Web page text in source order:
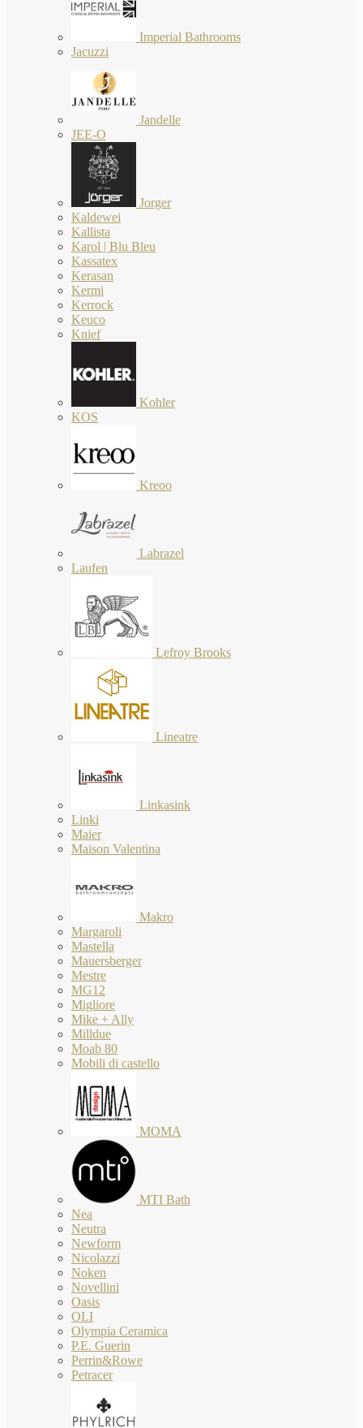
Imperial Bathrooms
Jacuzzi
Jandelle
JEE-O
Jorger
Kaldewei
Kallista
Karol | Blu Bleu
Kassatex
Kerasan
Kermi
Kerrock
Keuco
Knief
Kohler
KOS
Kreoo
Labrazel
Laufen
Lefroy Brooks
Lineatre
Linkasink
Linki
Maier
Maison Valentina
Makro
Margaroli
Mastella
Mauersberger
Mestre
MG12
Migliore
Mike + Ally
Milldue
Moab 80
Mobili di castello
MOMA
MTI Bath
Nea
Neutra
Newform
Nicolazzi
Noken
Novellini
Oasis
OLI
Olympia Ceramica
P.E. Guerin
Perrin&Rowe
Petracer